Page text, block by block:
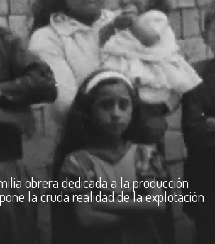
INTEGRATIVA
Antonio Angulo persiste en su sueño de
Científica para sanar gente del